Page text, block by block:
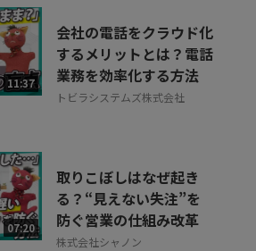
11:37
会社の電話をクラウド化
するメリットとは？電話
業務を効率化する方法
トビラシステムズ株式会社
07:20
取りこぼしはなぜ起き
る？“見えない失注”を
防ぐ営業の仕組み改革
株式会社シャノン